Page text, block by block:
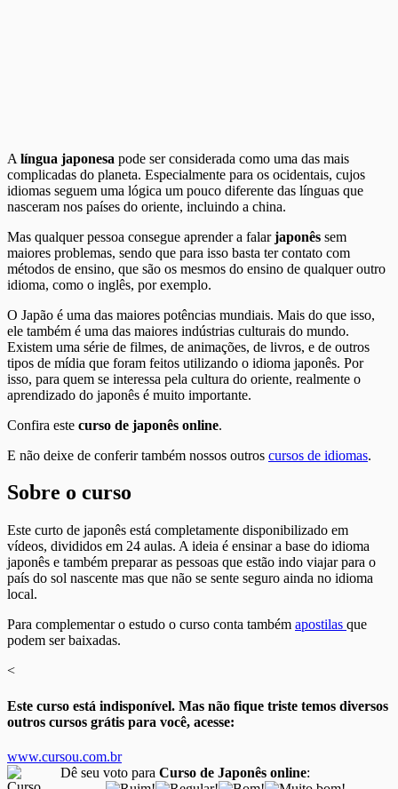
A língua japonesa pode ser considerada como uma das mais
complicadas do planeta. Especialmente para os ocidentais, cujos
idiomas seguem uma lógica um pouco diferente das línguas que
nasceram nos países do oriente, incluindo a china.
Mas qualquer pessoa consegue aprender a falarjaponês sem
maiores problemas, sendo que para isso basta ter contato com
métodos de ensino, que são os mesmos do ensino de qualquer outro
idioma, como o inglês, por exemplo.
O Japão é uma das maiores potências mundiais. Mais do que isso,
ele também é uma das maiores indústrias culturais do mundo.
Existem uma série de filmes, de animações, de livros, e de outros
tipos de mídia que foram feitos utilizando o idioma japonês. Por
isso, para quem se interessa pela cultura do oriente, realmente o
aprendizado do japonês é muito importante.
Confira este curso de japonês online.
E não deixe de conferir também nossos outros cursos de idiomas.
Sobre o curso
Este curto de japonês está completamente disponibilizado em
vídeos, divididos em 24 aulas. A ideia é ensinar a base do idioma
japonês e também preparar as pessoas que estão indo viajar para o
país do sol nascente mas que não se sente seguro ainda no idioma
local.
Para complementar o estudo o curso conta também apostilas que
podem ser baixadas.
<
Este curso está indisponível. Mas não fique triste temos diversos
outros cursos grátis para você, acesse:
www.cursou.com.br
Dê seu voto para Curso de Japonês online: